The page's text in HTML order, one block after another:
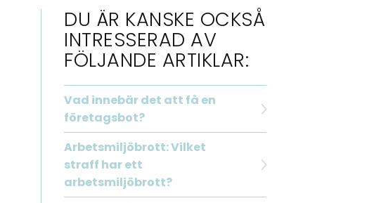
DU ÄR KANSKE OCKSÅ
INTRESSERAD AV
FÖLJANDE ARTIKLAR:
Vad innebär det att få en
företagsbot?
Arbetsmiljöbrott: Vilket
straff har ett
arbetsmiljöbrott?